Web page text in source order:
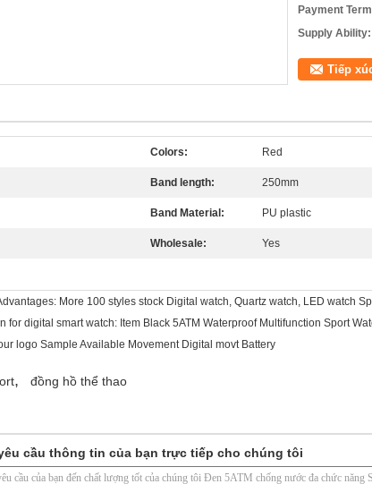
Payment
Supply Ability:
Tiếp
Colors: Red
Band length: 250mm
Band Material: PU plastic
Wholesale: Yes
More 100 styles stock Digital watch, Quartz watch, LED watch
digital smart watch: Item Black 5ATM Waterproof Multifunction Sport
logo Sample Available Movement Digital movt Battery
, đồng hồ thể thao
cầu thông tin của bạn trực tiếp cho chúng tôi